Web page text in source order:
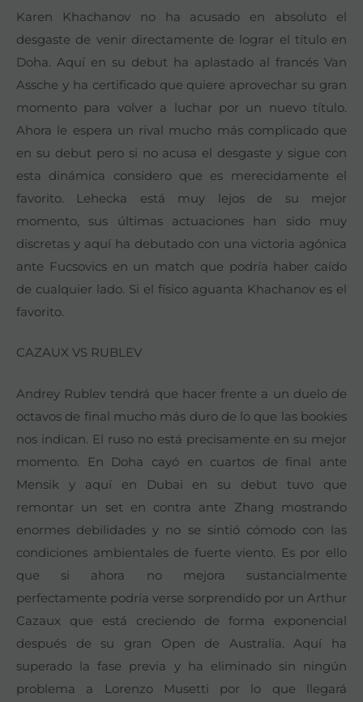
Karen Khachanov no ha acusado en absoluto el
desgaste de venir directamente de lograr el título en
Doha. Aquí en su debut ha aplastado al francés Van
Assche y ha certificado que quiere aprovechar su gran
momento para volver a luchar por un nuevo título.
Ahora le espera un rival mucho más complicado que
en su debut pero si no acusa el desgaste y sigue con
esta dinámica considero que es merecidamente el
favorito. Lehecka está muy lejos de su mejor
momento, sus últimas actuaciones han sido muy
discretas y aquí ha debutado con una victoria agónica
ante Fucsovics en un match que podría haber caído
de cualquier lado. Si el físico aguanta Khachanov es el
favorito.
CAZAUX VS RUBLEV
Andrey Rublev tendrá que hacer frente a un duelo de
octavos de final mucho más duro de lo que las bookies
nos indican. El ruso no está precisamente en su mejor
momento. En Doha cayó en cuartos de final ante
Mensik y aquí en Dubai en su debut tuvo que
remontar un set en contra ante Zhang mostrando
enormes debilidades y no se sintió cómodo con las
condiciones ambientales de fuerte viento. Es por ello
que si ahora no mejora sustancialmente
perfectamente podría verse sorprendido por un Arthur
Cazaux que está creciendo de forma exponencial
después de su gran Open de Australia. Aquí ha
superado la fase previa y ha eliminado sin ningún
problema a Lorenzo Musetti por lo que llegará